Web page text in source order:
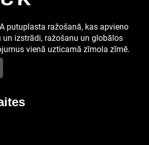
putuplasta ražošanā, kas apvieno
izstrādi, ražošanu un globālos
vienā uzticamā zīmola zīmē.